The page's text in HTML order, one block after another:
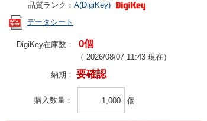
品質ランク： A(DigiKey)
データシート
DigiKey在庫数： 0個
（ 2026/08/07 11:43 現在）
納期： 要確認
購入数量 個